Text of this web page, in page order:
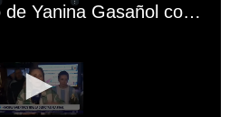
El mal momento de Yanina Gasañol con un hincha argentino en "Subrayado"